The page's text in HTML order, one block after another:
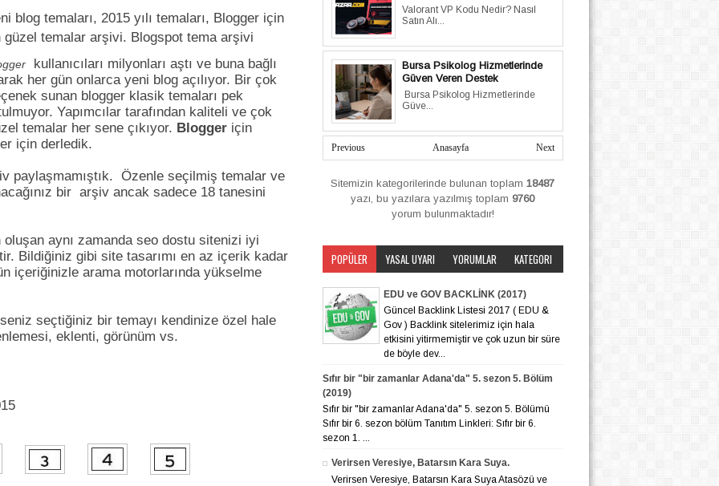
blog temaları, 2015 yılı temaları, Blogger için
güzel temalar arşivi. Blogspot tema arşivi
kullanıcıları milyonları aştı ve buna bağlı
her gün onlarca yeni blog açılıyor. Bir çok
sunan blogger klasik temaları pek
Yapımcılar tarafından kaliteli ve çok
temalar her sene çıkıyor. Blogger için
için derledik.
paylaşmamıştık. Özenle seçilmiş temalar ve
bir arşiv ancak sadece 18 tanesini
aynı zamanda seo dostu sitenizi iyi
Bildiğiniz gibi site tasarımı en az içerik kadar
içeriğinizle arama motorlarında yükselme
seçtiğiniz bir temayı kendinize özel hale
eklenti, görünüm vs.
Valorant VP Kodu Nedir? Nasıl
Satın Alı...
Bursa Psikolog Hizmetlerinde
Güven Veren Destek
Bursa Psikolog Hizmetlerinde
Güve...
Previous Next
Anasayfa
Sitemizin kategorilerinde bulunan toplam 18487
yazı, bu yazılara yazılmış toplam 9760
yorum bulunmaktadır!
POPÜLER YASAL UYARI YORUMLAR KATEGORI
EDU ve GOV BACKLİNK (2017)
Güncel Backlink Listesi 2017 ( EDU &
Gov ) Backlink sitelerimiz için hala
etkisini yitirmemiştir ve çok uzun bir süre
de böyle dev...
Sıfır bir "bir zamanlar Adana'da" 5. sezon 5. Bölüm
(2019)
Sıfır bir "bir zamanlar Adana'da" 5. sezon 5. Bölümü
Sıfır bir 6. sezon bölüm Tanıtım Linkleri: Sıfır bir 6.
sezon 1. ...
Verirsen Veresiye, Batarsın Kara Suya.
Verirsen Veresiye, Batarsın Kara Suya Atasözü ve